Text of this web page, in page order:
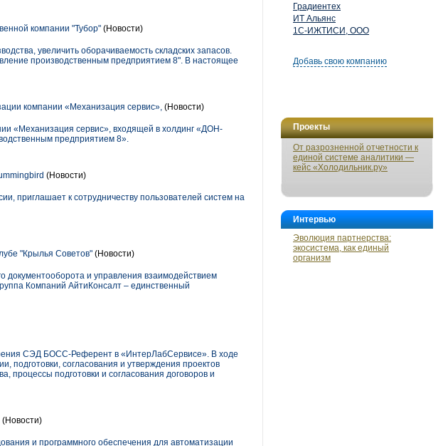
Градиентех
ИТ Альянс
1С-ИЖТИСИ, ООО
Добавь свою компанию
Проекты
От разрозненной отчетности к
единой системе аналитики —
кейс «Холодильник.ру»
Интервью
Эволюция партнерства:
экосистема, как единый
организм
компании "Тубор" (Новости)
увеличить оборачиваемость складских запасов.
производственным предприятием 8". В настоящее
компании «Механизация сервис», (Новости)
«Механизация сервис», входящей в холдинг «ДОН-
предприятием 8».
(Новости)
приглашает к сотрудничеству пользователей систем на
"Крылья Советов" (Новости)
документооборота и управления взаимодействием
Компаний АйтиКонсалт – единственный
СЭД БОСС-Референт в «ИнтерЛабСервисе». В ходе
подготовки, согласования и утверждения проектов
процессы подготовки и согласования договоров и
(Новости)
и программного обеспечения для автоматизации